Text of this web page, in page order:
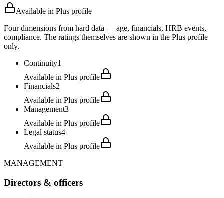
Available in Plus profile
Four dimensions from hard data — age, financials, HRB events,
compliance. The ratings themselves are shown in the Plus profile
only.
Continuity1
Available in Plus profile
Financials2
Available in Plus profile
Management3
Available in Plus profile
Legal status4
Available in Plus profile
MANAGEMENT
Directors & officers